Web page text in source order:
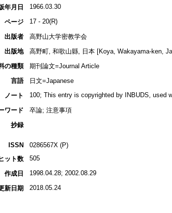
年月日 1966.03.30
ページ 17 - 20(R)
出版者
高野山大学密教学会
出版地
高野町, 和歌山縣, 日本 [Koya, Wakayama-ken,
の種類
期刊論文=Journal Article
言語
日文=Japanese
ノート
100; This entry is copyrighted by INBUDS, used
ワード
卒論; 注意事項
抄録
ISSN
0286567X (P)
ット数
505
作成日 1998.04.28; 2002.08.29
新日期 2018.05.24